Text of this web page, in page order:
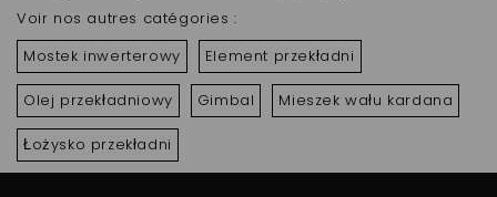
Voir nos autres catégories :
Mostek inwerterowy
Element przekładni
Olej przekładniowy Gimbal Mieszek wału kardana
Łożysko przekładni